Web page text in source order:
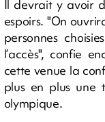
Il devrait y avoir
espoirs. "On
personnes
l’accès", confie
cette venue la
plus en plus une
olympique.